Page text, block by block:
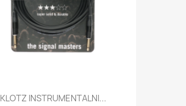
KLOTZ INSTRUMENTALNI...